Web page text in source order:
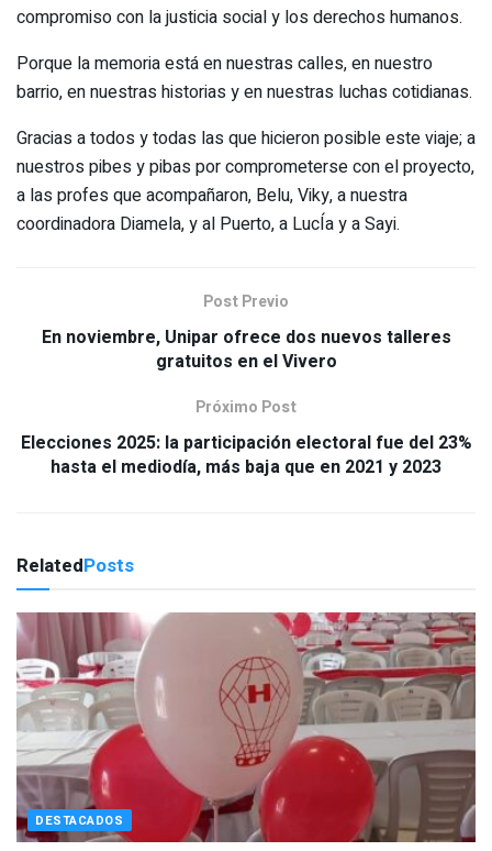
compromiso con la justicia social y los derechos humanos.
Porque la memoria está en nuestras calles, en nuestro
barrio, en nuestras historias y en nuestras luchas cotidianas.
Gracias a todos y todas las que hicieron posible este viaje; a
nuestros pibes y pibas por comprometerse con el proyecto,
a las profes que acompañaron, Belu, Viky, a nuestra
coordinadora Diamela, y al Puerto, a LucÍa y a Sayi.
Post Previo
En noviembre, Unipar ofrece dos nuevos talleres
gratuitos en el Vivero
Próximo Post
Elecciones 2025: la participación electoral fue del 23%
hasta el mediodía, más baja que en 2021 y 2023
RelatedPosts
DESTACADOS